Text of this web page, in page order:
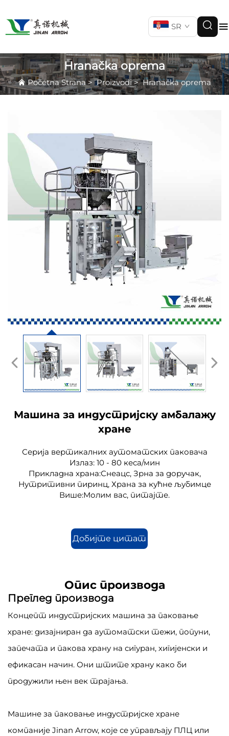
SR
Hranačka oprema
Početna Strana>Proizvodi>Hranačka oprema
Машина за индустријску амбалажу
хране
Серија вертикалних аутоматских паковача
Излаз: 10 - 80 кеса/мин
Прикладна храна:Снеацс, Зрна за доручак,
Нутритивни пиринц, Храна за кућне љубимце
Више:Молим вас, питајте.
Добијте цитат
Опис производа
Преглед производа
Концепт индустријских машина за паковање
хране: дизајниран да аутоматски тежи, попуни,
запечата и пакова храну на сигуран, хигијенски и
ефикасан начин. Они штите храну како би
продужили њен век трајања.
Машине за паковање индустријске хране
компаније Jinan Arrow, које се управљају ПЛЦ или